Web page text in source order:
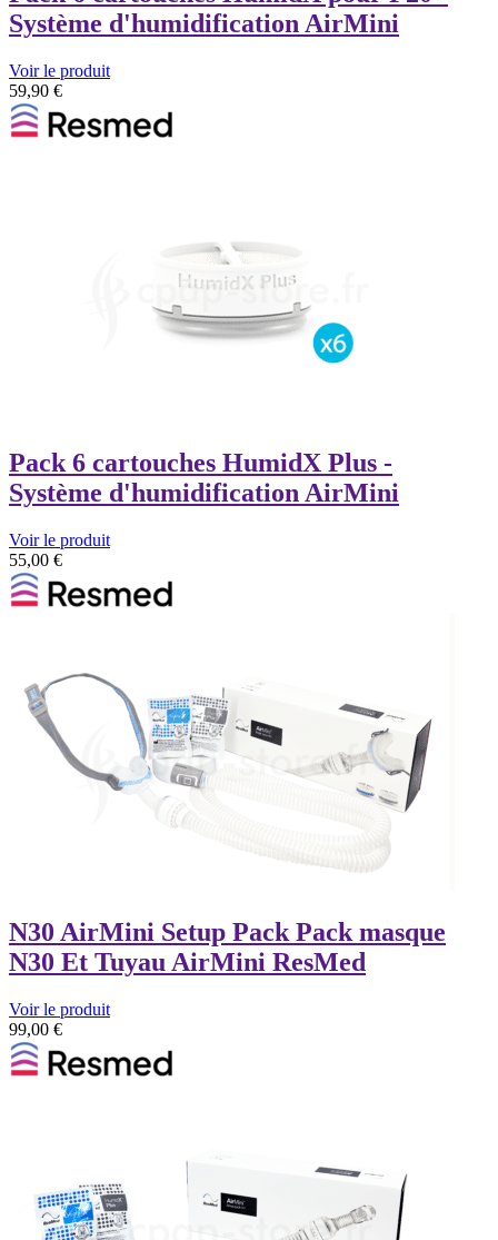
Système d'humidification AirMini
Voir le produit
59,90 €
Pack 6 cartouches HumidX Plus -
Système d'humidification AirMini
Voir le produit
55,00 €
N30 AirMini Setup Pack Pack masque
N30 Et Tuyau AirMini ResMed
Voir le produit
99,00 €